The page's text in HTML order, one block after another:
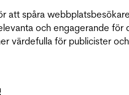
att spåra
och engagerande för
värdefulla för publicister och